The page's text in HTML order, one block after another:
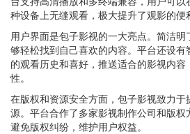
种设备上无缝观看，极大提升了观影的便
用户界面是包子影视的一大亮点。简洁
够轻松找到自己喜欢的内容。平台还设
的观看历史和喜好，推送适合的影视内
性。
在版权和资源安全方面，包子影视致力于
源。平台合作了多家影视制作公司和版权
避免版权纠纷，维护用户权益。